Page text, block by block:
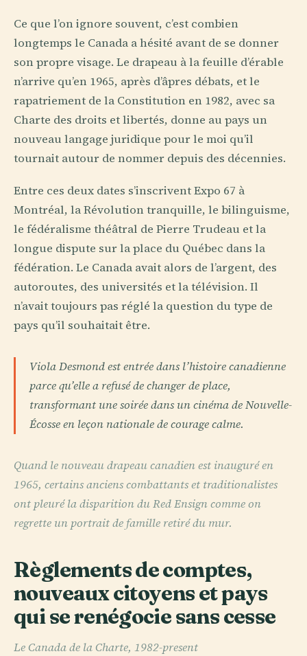
Ce que l’on ignore souvent, c’est combien
longtemps le Canada a hésité avant de se donner
son propre visage. Le drapeau à la feuille d’érable
n’arrive qu’en 1965, après d’âpres débats, et le
rapatriement de la Constitution en 1982, avec sa
Charte des droits et libertés, donne au pays un
nouveau langage juridique pour le moi qu’il
tournait autour de nommer depuis des décennies.
Entre ces deux dates s’inscrivent Expo 67 à
Montréal, la Révolution tranquille, le bilinguisme,
le fédéralisme théâtral de Pierre Trudeau et la
longue dispute sur la place du Québec dans la
fédération. Le Canada avait alors de l’argent, des
autoroutes, des universités et la télévision. Il
n’avait toujours pas réglé la question du type de
pays qu’il souhaitait être.
Viola Desmond est entrée dans l’histoire canadienne
parce qu’elle a refusé de changer de place,
transformant une soirée dans un cinéma de Nouvelle-
Écosse en leçon nationale de courage calme.
Quand le nouveau drapeau canadien est inauguré en
1965, certains anciens combattants et traditionalistes
ont pleuré la disparition du Red Ensign comme on
regrette un portrait de famille retiré du mur.
Règlements de comptes,
nouveaux citoyens et pays
qui se renégocie sans cesse
Le Canada de la Charte, 1982-present